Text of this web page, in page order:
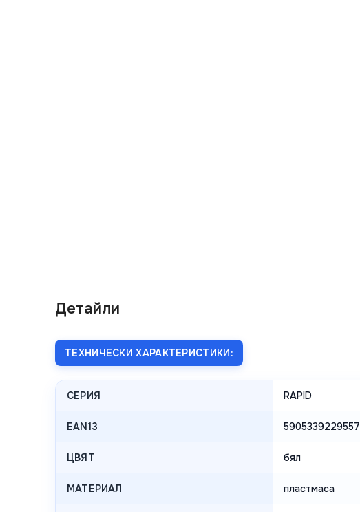
Детайли
ТЕХНИЧЕСКИ ХАРАКТЕРИСТИКИ:
СЕРИЯ RAPID
EAN13 5905339229557
ЦВЯТ бял
МАТЕРИАЛ пластмаса